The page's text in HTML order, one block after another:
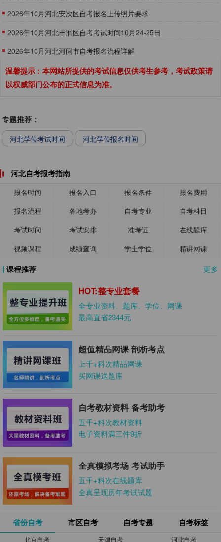
2026年10月河北安次区自考报名上传照片要求
2026年10月河北丰润区自考考试时间10月24-25日
​2026年10月河北河间市自考报名流程详解
温馨提示：本网站所提供的考试信息仅供考生参考，考试政策请
以权威部门公布的正式信息为准。
专题推荐：
河北学位考试时间 河北学位报名时间
河北自考报考指南
报名时间 报名入口 报名条件
报名费用
报名流程
各地考办 自考专业
自考科目
考试时间
考试安排 准考证
在线题库
视频课程
成绩查询 学士学位 精讲网课
更多
课程推荐
HOT:整专业套餐
全专业资料、题库、学位、网课
最高直省2344元
超值精品网课 剖析考点
上千+科次精品网课
买网课送题库
自考教材资料 备考助考
五千+科次教材资料
电子资料满三件9折
全真模拟考场 考试助手
五千+科次在线题库
全真呈现历年考试试题
省份自考 市区自考 自考专题 自考标签
北京自考 天津自考 河北自考